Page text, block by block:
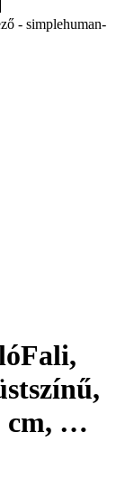
Fali,
cm, …